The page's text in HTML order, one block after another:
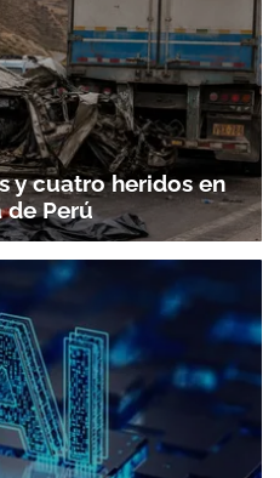
y cuatro heridos en
de Perú